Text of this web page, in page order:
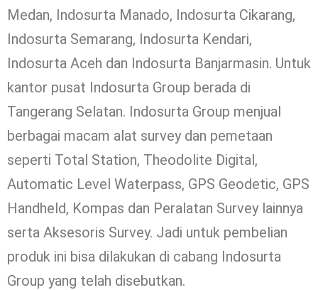
Medan, Indosurta Manado, Indosurta Cikarang,
Indosurta Semarang, Indosurta Kendari,
Indosurta Aceh dan Indosurta Banjarmasin. Untuk
kantor pusat Indosurta Group berada di
Tangerang Selatan. Indosurta Group menjual
berbagai macam alat survey dan pemetaan
seperti Total Station, Theodolite Digital,
Automatic Level Waterpass, GPS Geodetic, GPS
Handheld, Kompas dan Peralatan Survey lainnya
serta Aksesoris Survey. Jadi untuk pembelian
produk ini bisa dilakukan di cabang Indosurta
Group yang telah disebutkan.